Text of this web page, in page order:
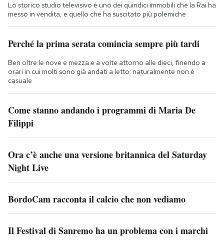
Lo storico studio televisivo è uno dei quindici immobili che la Rai ha
messo in vendita, e quello che ha suscitato più polemiche
Perché la prima serata comincia sempre più tardi
Ben oltre le nove e mezza e a volte attorno alle dieci, finendo a
orari in cui molti sono già andati a letto: naturalmente non è
casuale
Come stanno andando i programmi di Maria De
Filippi
Ora c’è anche una versione britannica del Saturday
Night Live
BordoCam racconta il calcio che non vediamo
Il Festival di Sanremo ha un problema con i marchi